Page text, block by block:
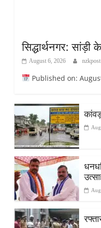
सिद्धार्थनगर:
August 6, 2026 nzkpost
Published on: August